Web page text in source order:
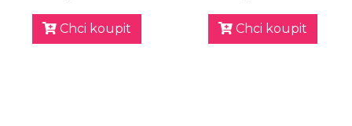
Chci koupit Chci koupit